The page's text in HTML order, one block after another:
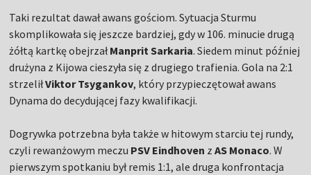
Taki rezultat dawał awans gościom. Sytuacja Sturmu
skomplikowała się jeszcze bardziej, gdy w 106. minucie drugą
żółtą kartkę obejrzałManprit Sarkaria. Siedem minut później
drużyna z Kijowa cieszyła się z drugiego trafienia. Gola na 2:1
strzeliłViktor Tsygankov, który przypieczętował awans
Dynama do decydującej fazy kwalifikacji.
Dogrywka potrzebna była także w hitowym starciu tej rundy,
czyli rewanżowym meczu PSV Eindhoven zAS Monaco. W
pierwszym spotkaniu był remis 1:1, ale druga konfrontacja